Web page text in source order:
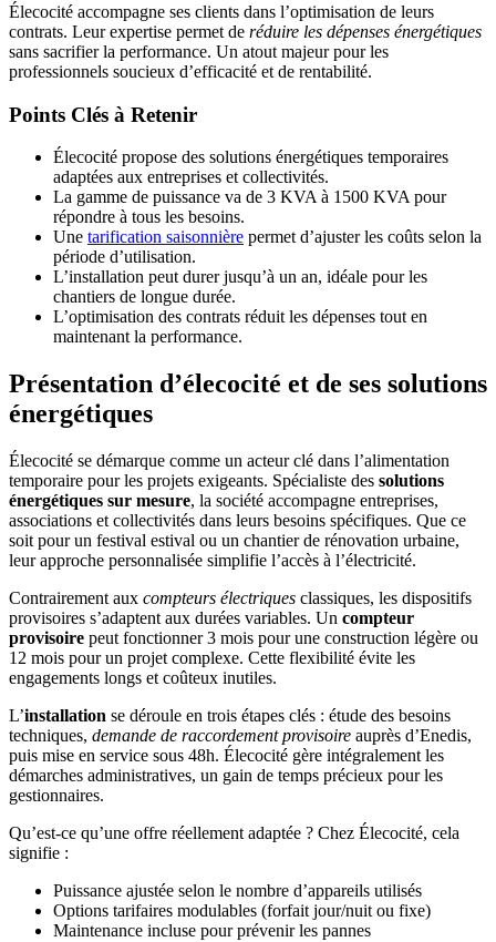
Élecocité accompagne ses clients dans l’optimisation de leurs
contrats. Leur expertise permet de réduire les dépenses énergétiques
sans sacrifier la performance. Un atout majeur pour les
professionnels soucieux d’efficacité et de rentabilité.
Points Clés à Retenir
Élecocité propose des solutions énergétiques temporaires
adaptées aux entreprises et collectivités.
La gamme de puissance va de 3 KVA à 1500 KVA pour
répondre à tous les besoins.
Une tarification saisonnière permet d’ajuster les coûts selon la
période d’utilisation.
L’installation peut durer jusqu’à un an, idéale pour les
chantiers de longue durée.
L’optimisation des contrats réduit les dépenses tout en
maintenant la performance.
Présentation d’élecocité et de ses solutions
énergétiques
Élecocité se démarque comme un acteur clé dans l’alimentation
temporaire pour les projets exigeants. Spécialiste des solutions
énergétiques sur mesure, la société accompagne entreprises,
associations et collectivités dans leurs besoins spécifiques. Que ce
soit pour un festival estival ou un chantier de rénovation urbaine,
leur approche personnalisée simplifie l’accès à l’électricité.
Contrairement aux compteurs électriques classiques, les dispositifs
provisoires s’adaptent aux durées variables. Un compteur
provisoire peut fonctionner 3 mois pour une construction légère ou
12 mois pour un projet complexe. Cette flexibilité évite les
engagements longs et coûteux inutiles.
L’installation se déroule en trois étapes clés : étude des besoins
techniques, demande de raccordement provisoire auprès d’Enedis,
puis mise en service sous 48h. Élecocité gère intégralement les
démarches administratives, un gain de temps précieux pour les
gestionnaires.
Qu’est-ce qu’une offre réellement adaptée ? Chez Élecocité, cela
signifie :
Puissance ajustée selon le nombre d’appareils utilisés
Options tarifaires modulables (forfait jour/nuit ou fixe)
Maintenance incluse pour prévenir les pannes